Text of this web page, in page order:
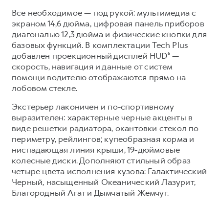
Все необходимое — под рукой: мультимедиа с
экраном 14,6 дюйма, цифровая панель приборов
диагональю 12,3 дюйма и физические кнопки для
базовых функций. В комплектации Tech Plus
добавлен проекционный дисплей HUD⁶ —
скорость, навигация и данные от систем
помощи водителю отображаются прямо на
лобовом стекле.
Экстерьер лаконичен и по-спортивному
выразителен: характерные черные акценты в
виде решетки радиатора, окантовки стекол по
периметру, рейлингов; купеобразная корма и
ниспадающая линия крыши, 19-дюймовые
колесные диски. Дополняют стильный образ
четыре цвета исполнения кузова: Галактический
Черный, насыщенный Океанический Лазурит,
Благородный Агат и Дымчатый Жемчуг.